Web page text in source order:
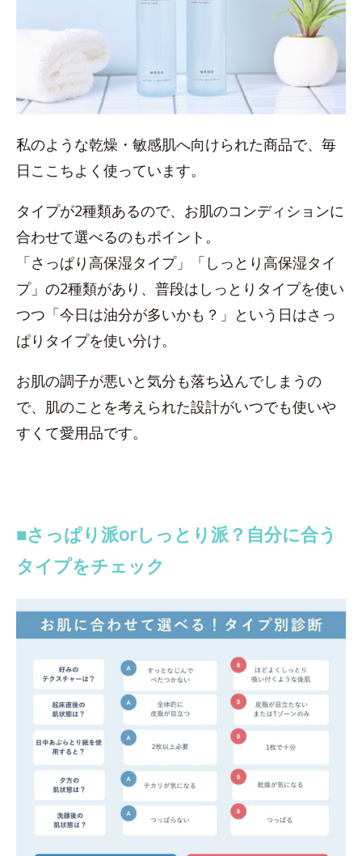
私のような乾燥・敏感肌へ向けられた商品で、毎
日ここちよく使っています。
タイプが2種類あるので、お肌のコンディションに
合わせて選べるのもポイント。
「さっぱり高保湿タイプ」「しっとり高保湿タイ
プ」の2種類があり、普段はしっとりタイプを使い
つつ「今日は油分が多いかも？」という日はさっ
ぱりタイプを使い分け。
お肌の調子が悪いと気分も落ち込んでしまうの
で、肌のことを考えられた設計がいつでも使いや
すくて愛用品です。
■さっぱり派orしっとり派？自分に合う
タイプをチェック